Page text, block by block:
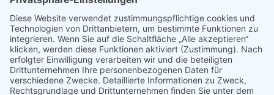
Verband erleben
Der Tag des Norddeutschen Handels
Jetzt Mitarbeitende nominieren – Personal Award 2026
handel2go – Podcast mit Kuhlage und Gästen
Veranstaltungen
Intern